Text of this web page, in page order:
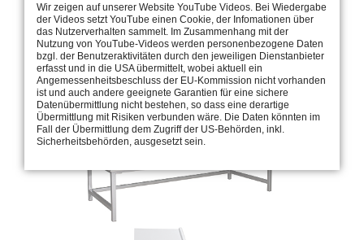
Wir zeigen auf unserer Website YouTube Videos. Bei Wiedergabe
der Videos setzt YouTube einen Cookie, der Infomationen über
das Nutzerverhalten sammelt. Im Zusammenhang mit der
Nutzung von YouTube-Videos werden personenbezogene Daten
bzgl. der Benutzeraktivitäten durch den jeweiligen Dienstanbieter
erfasst und in die USA übermittelt, wobei aktuell ein
Angemessenheitsbeschluss der EU-Kommission nicht vorhanden
ist und auch andere geeignete Garantien für eine sichere
Datenübermittlung nicht bestehen, so dass eine derartige
Übermittlung mit Risiken verbunden wäre. Die Daten könnten im
Fall der Übermittlung dem Zugriff der US-Behörden, inkl.
Sicherheitsbehörden, ausgesetzt sein.